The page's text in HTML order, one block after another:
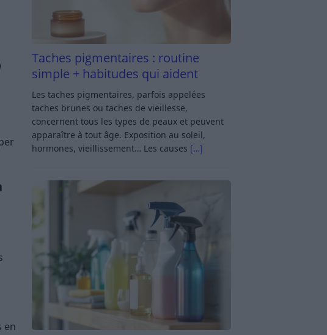
en
Taches pigmentaires : routine
simple + habitudes qui aident
Les taches pigmentaires, parfois appelées
taches brunes ou taches de vieillesse,
concernent tous les types de peaux et peuvent
apparaître à tout âge. Exposition au soleil,
hormones, vieillissement… Les causes […]